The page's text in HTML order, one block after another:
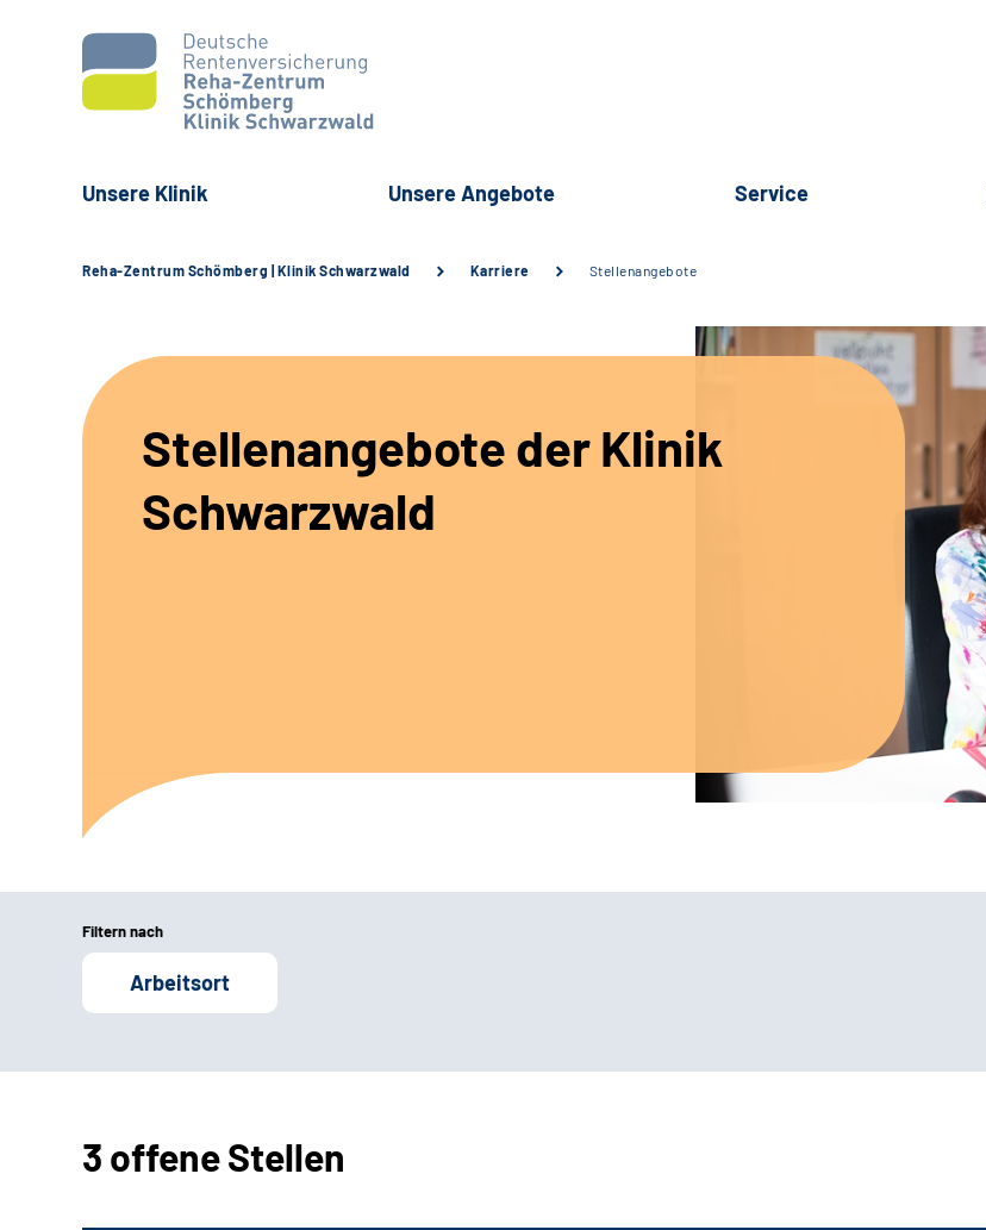
Unsere Klinik Unsere Angebote Service
Reha-Zentrum Schömberg | Klinik Schwarzwald Karriere Stellenangebote
Stellenangebote der Klinik
Schwarzwald
Filtern nach
Arbeitsort
3 offene Stellen